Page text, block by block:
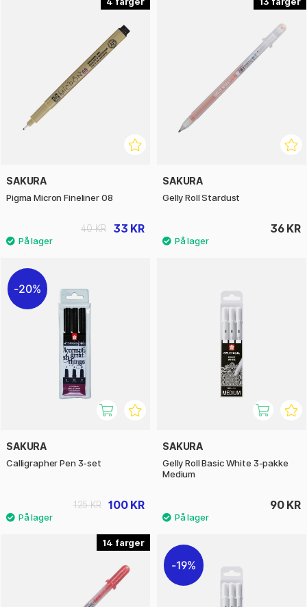
SAKURA
Pigma Micron Fineliner 08
33 KR
40 KR
SAKURA
Gelly Roll Stardust
36 KR
20%
SAKURA
Calligrapher Pen 3-set
100 KR
125 KR
SAKURA
Gelly Roll Basic White 3-pakke
Medium
90 KR
14
19%